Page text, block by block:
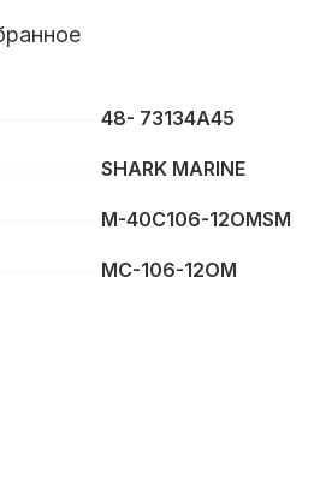
48- 73134A45
SHARK MARINE
M-40C106-12OMSM
MC-106-12OM